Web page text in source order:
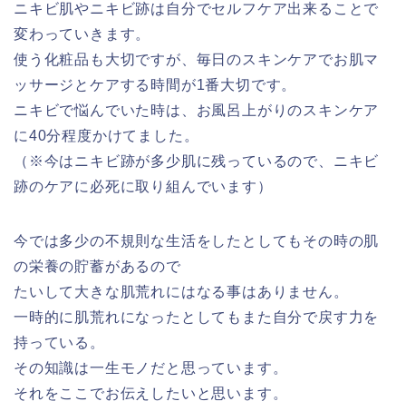
ニキビ肌やニキビ跡は自分でセルフケア出来ることで
変わっていきます。
使う化粧品も大切ですが、毎日のスキンケアでお肌マ
ッサージとケアする時間が1番大切です。
ニキビで悩んでいた時は、お風呂上がりのスキンケア
に40分程度かけてました。
（※今はニキビ跡が多少肌に残っているので、ニキビ
跡のケアに必死に取り組んでいます）
今では多少の不規則な生活をしたとしてもその時の肌
の栄養の貯蓄があるので
たいして大きな肌荒れにはなる事はありません。
一時的に肌荒れになったとしてもまた自分で戻す力を
持っている。
その知識は一生モノだと思っています。
それをここでお伝えしたいと思います。